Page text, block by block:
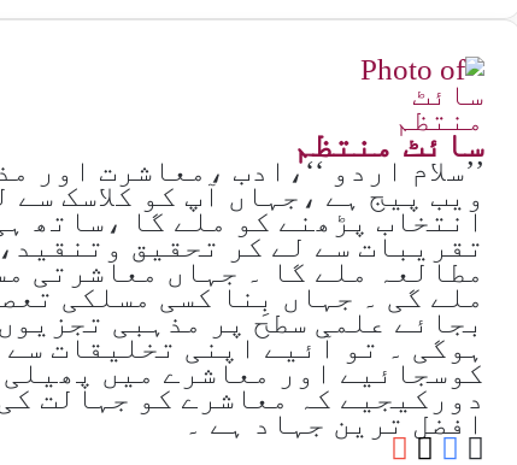
سائٹ منتظم
’’سلام اردو ‘‘،ادب ،معاشرت
ویب پیج ہے ،جہاں آپ کو کلاسک
انتخاب پڑھنے کو ملے گا ،ساتھ
تقریبات سے لے کر تحقیق
مطالعہ ملے گا ۔ جہاں معاشرتی
ملے گی ۔ جہاں بِنا کسی مسلکی
بجائے علمی سطح پر مذہبی
ہوگی ۔ تو آئیے اپنی تخلیقات سے
کوسجائیے اور معاشرے میں
دورکیجیے کہ معاشرے کو جہالت
افضل ترین جہاد ہے ۔
Website
Facebook
X
YouTube